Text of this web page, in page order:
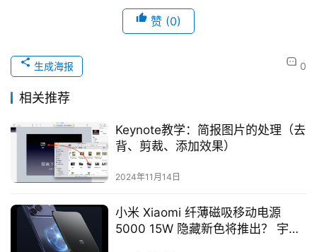
赞 (0)
0
生成海报
相关推荐
Keynote教学：简报图片的处理（去
背、剪裁、添加效果）
2024年11月14日
小米 Xiaomi 纤薄磁吸移动电源
5000 15W 隐藏新色将推出？ 宇宙